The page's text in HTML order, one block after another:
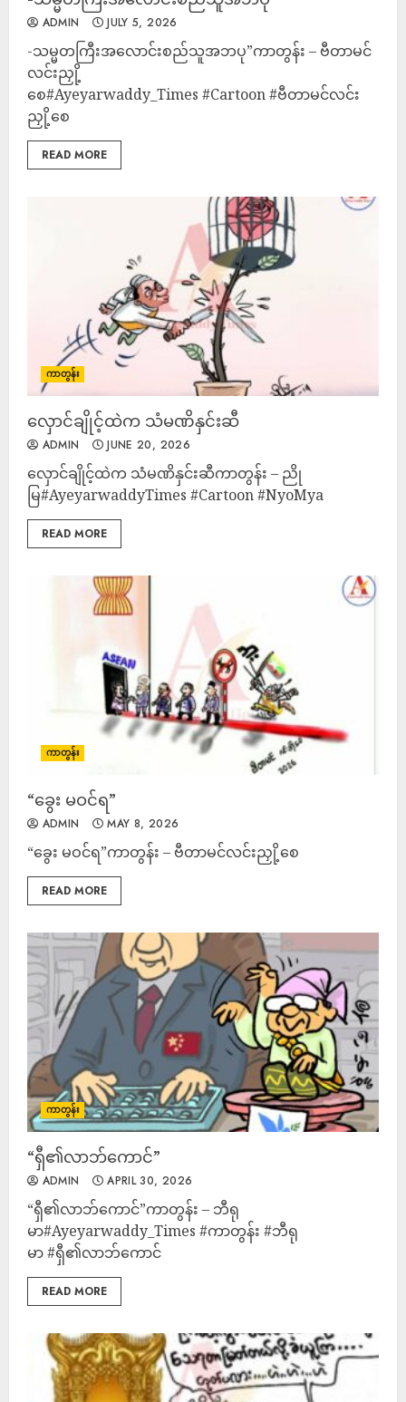
ADMIN JULY 5, 2026
-သမ္မတကြီးအလောင်းစည်သူအဘပု”ကာတွန်း – ဗီတာမင်
လင်းညှို့
စေ#Ayeyarwaddy_Times #Cartoon #ဗီတာမင်လင်း
ညှို့စေ
READ MORE
ကာတွန်း
လှောင်ချိုင့်ထဲက သံမဏိနှင်းဆီ
ADMIN JUNE 20, 2026
လှောင်ချိုင့်ထဲက သံမဏိနှင်းဆီကာတွန်း – ညို
မြ#AyeyarwaddyTimes #Cartoon #NyoMya
READ MORE
ကာတွန်း
“ခွေး မဝင်ရ”
ADMIN MAY 8, 2026
“ခွေး မဝင်ရ”ကာတွန်း – ဗီတာမင်လင်းညှို့စေ
READ MORE
ကာတွန်း
“ရှီ၏လာဘ်ကောင်”
ADMIN APRIL 30, 2026
“ရှီ၏လာဘ်ကောင်”ကာတွန်း – ဘီရု
မာ#Ayeyarwaddy_Times #ကာတွန်း #ဘီရု
မာ #ရှီ၏လာဘ်ကောင်
READ MORE